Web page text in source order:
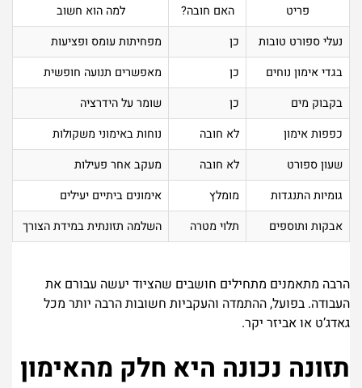
פריט האם חובה?
למה הוא חשוב
נעלי ספורט טובות
כן
מפחיתות עומס ופציעות
בגדי אימון נוחים
כן
מאפשרים תנועה חופשית
בקבוק מים
כן
שומר על הידרציה
כפפות אימון
לא חובה
נוחות באימוני משקולות
שעון ספורט
לא חובה
מעקב אחר פעילות
גומיות התנגדות
מומלץ
אימונים ביתיים יעילים
אבקות ותוספים
תלוי מטרה השלמה תזונתית במידת הצורך
הרבה מתאמנים מתחילים חושבים שהציוד יעשה עבורם את
העבודה. בפועל, ההתמדה והעקביות חשובות הרבה יותר מכל
גאדג’ט או אביזר יקר.
תזונה נכונה היא חלק מהאימון